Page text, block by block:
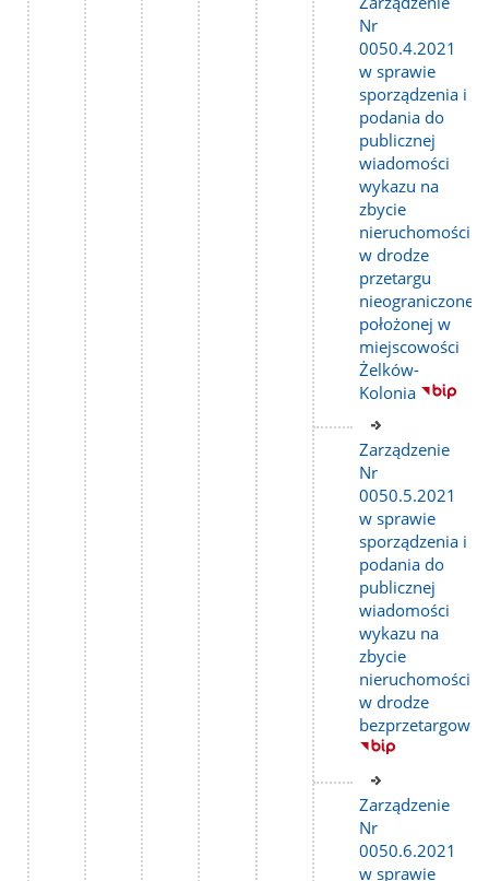
Nr
0050.4.2021
w sprawie
sporządzenia i
podania do
publicznej
wiadomości
wykazu na
zbycie
nieruchomości
w drodze
przetargu
położonej w
miejscowości
Żelków-
Kolonia
do
Zarządzenie
Nr
0050.5.2021
w sprawie
sporządzenia i
podania do
publicznej
wiadomości
wykazu na
zbycie
nieruchomości
w drodze
bezprzetargowej
do
Zarządzenie
Nr
0050.6.2021
w sprawie